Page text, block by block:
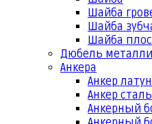
Шайба
Шайба
Шайба
Дюбель
Анкера
Анкер
Анкер
Анкерный